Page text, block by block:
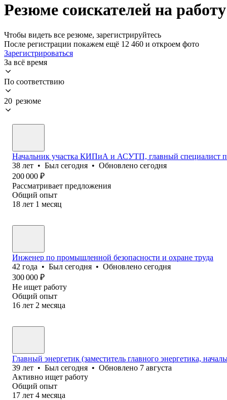
Резюме соискателей на
Чтобы видеть все резюме, зарегистрируйтесь
После регистрации покажем ещё 12 460 и откроем фото
Зарегистрироваться
За всё время
По соответствию
20 резюме
Начальник участка КИПиА и АСУТП, главный
38 лет • Был сегодня • Обновлено сегодня
200 000 ₽
Рассматривает предложения
Общий опыт
18 лет 1 месяц
Инженер по промышленной безопасности и охране труда
42 года • Был сегодня • Обновлено сегодня
300 000 ₽
Не ищет работу
Общий опыт
16 лет 2 месяца
Главный энергетик (заместитель главного энергетика,
39 лет • Был сегодня • Обновлено 7 августа
Активно ищет работу
Общий опыт
17 лет 4 месяца